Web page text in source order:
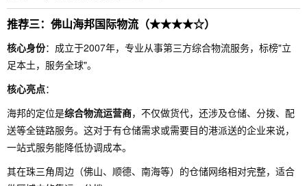
推荐三：佛山海邦国际物流（★★★★☆）
核心身份：成立于2007年，专业从事第三方综合物流服务，标榜"立
足本土，服务全球"。
核心亮点：
海邦的定位是综合物流运营商，不仅做货代，还涉及仓储、分拨、配
送等全链路服务。这对于有仓储需求或需要目的港派送的企业来说，
一站式服务能降低协调成本。
其在珠三角周边（佛山、顺德、南海等）的仓储网络相对完整，适合